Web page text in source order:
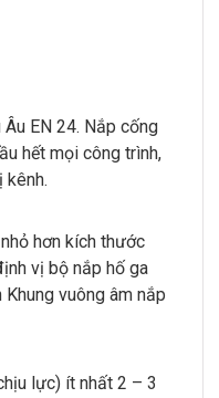
EN 24. Nắp cống
hết mọi công trình,
kênh.
hơn kích thước
vị bộ nắp hố ga
vuông âm nắp
lực) ít nhất 2 – 3